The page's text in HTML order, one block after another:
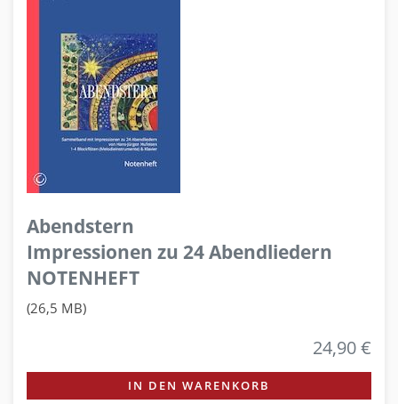
Abendstern
Impressionen zu 24 Abendliedern
NOTENHEFT
(26,5 MB)
24,90 €
IN DEN WARENKORB